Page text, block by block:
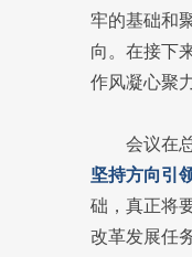
牢的基础和
向。在接下
作风凝心聚
会议在
坚持方向引
础，真正将
改革发展任